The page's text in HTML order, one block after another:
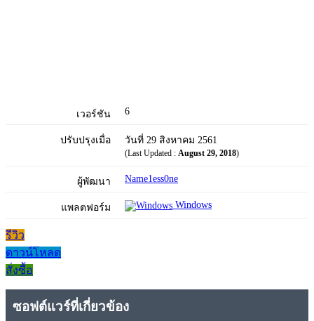
เวอร์ชัน 6
ปรับปรุงเมื่อ วันที่ 29 สิงหาคม 2561
(Last Updated : August 29, 2018)
ผู้พัฒนา Name1ess0ne
แพลตฟอร์ม Windows
รีวิว
ดาวน์โหลด
สั่งซื้อ
ซอฟต์แวร์ที่เกี่ยวข้อง